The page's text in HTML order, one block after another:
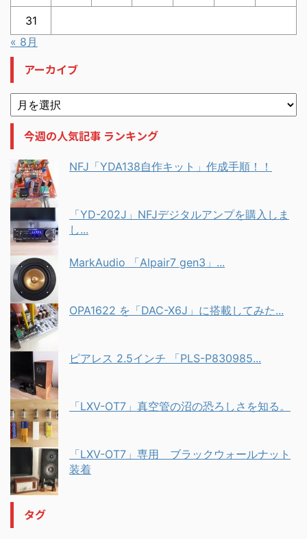
31
« 8月
アーカイブ
今週の人気記事 ランキング
NFJ「YDA138自作キット」作成手順！！
「YD-202J」NFJデジタルアンプを購入しま
し...
MarkAudio 「Alpair7 gen3」...
OPA1622 を「DAC-X6J」に搭載してみた...
ピアレス 2.5インチ 「PLS-P830985...
「LXV-OT7」真空管の沼の恐ろしさを知る。
「LXV-OT7」専用 ブラックウォールナット
装着
タグ